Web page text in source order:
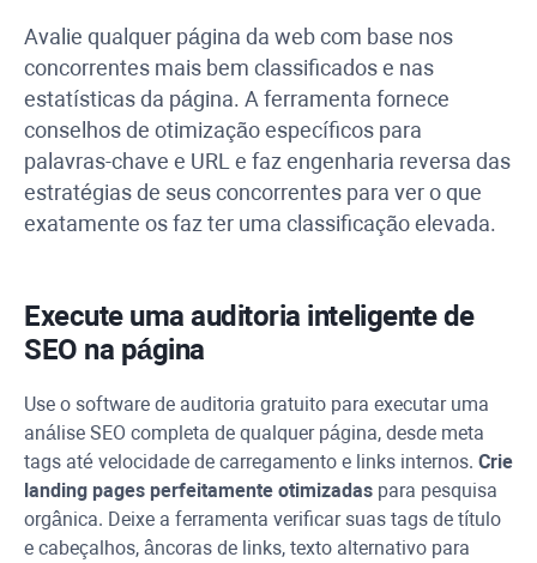
Avalie qualquer página da web com base nos
concorrentes mais bem classificados e nas
estatísticas da página. A ferramenta fornece
conselhos de otimização específicos para
palavras-chave e URL e faz engenharia reversa das
estratégias de seus concorrentes para ver o que
exatamente os faz ter uma classificação elevada.
Execute uma auditoria inteligente de
SEO na página
Use o software de auditoria gratuito para executar uma
análise SEO completa de qualquer página, desde meta
tags até velocidade de carregamento e links internos. Crie
landing pages perfeitamente otimizadas para pesquisa
orgânica. Deixe a ferramenta verificar suas tags de título
e cabeçalhos, âncoras de links, texto alternativo para